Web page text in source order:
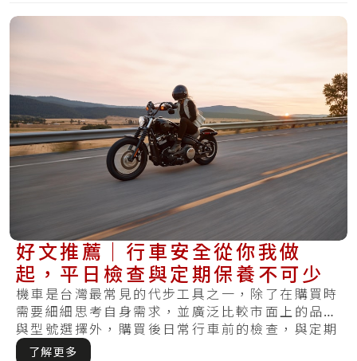
好文推薦｜行車安全從你我做
起，平日檢查與定期保養不可少
機車是台灣最常見的代步工具之一，除了在購買時
需要細細思考自身需求，並廣泛比較市面上的品牌
與型號選擇外，購買後日常行車前的檢查，與定期
保養.....
了解更多